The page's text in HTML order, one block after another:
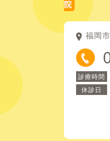
院
福岡
診療時間
休診日